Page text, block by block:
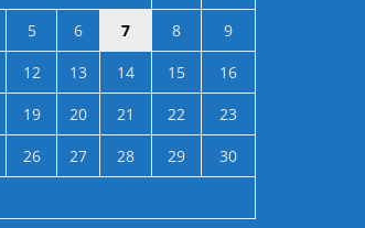
5 6 7 8
9
12 13 14 15
16
19 20 21 22
23
26 27 28 29
30